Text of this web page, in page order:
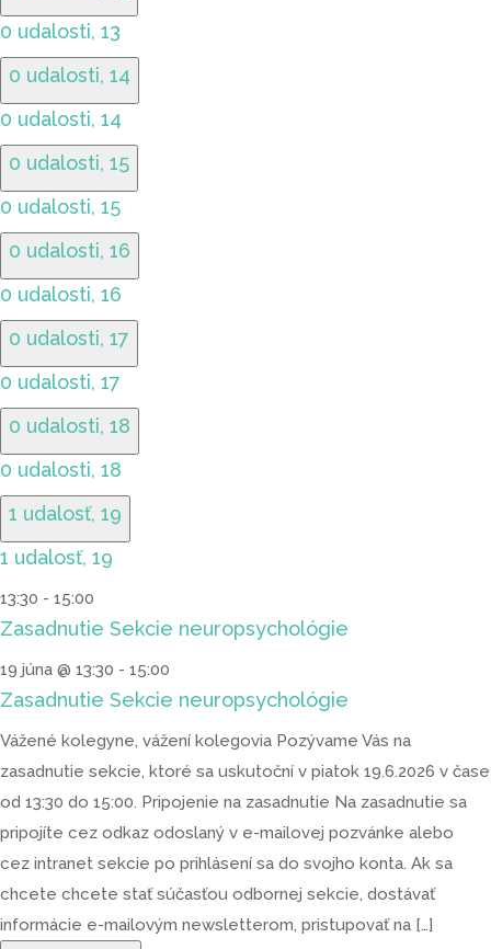
0 udalosti, 13
0 udalosti, 14
0 udalosti, 14
0 udalosti, 15
0 udalosti, 15
0 udalosti, 16
0 udalosti, 16
0 udalosti, 17
0 udalosti, 17
0 udalosti, 18
0 udalosti, 18
1 udalosť, 19
1 udalosť, 19
13:30 - 15:00
Zasadnutie Sekcie neuropsychológie
19 júna @ 13:30 - 15:00
Zasadnutie Sekcie neuropsychológie
Vážené kolegyne, vážení kolegovia Pozývame Vás na
zasadnutie sekcie, ktoré sa uskutoční v piatok 19.6.2026 v čase
od 13:30 do 15:00. Pripojenie na zasadnutie Na zasadnutie sa
pripojíte cez odkaz odoslaný v e-mailovej pozvánke alebo
cez intranet sekcie po prihlásení sa do svojho konta. Ak sa
chcete chcete stať súčasťou odbornej sekcie, dostávať
informácie e-mailovým newsletterom, pristupovať na […]